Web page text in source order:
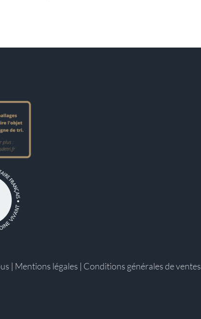
| Mentions légales | Conditions générales de ventes